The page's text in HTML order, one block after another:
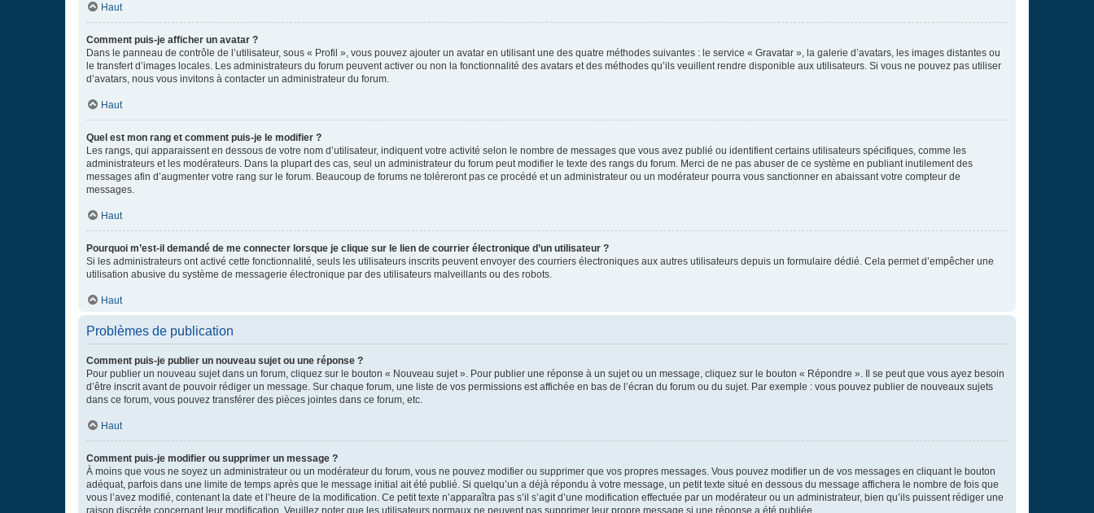
Haut
Comment puis-je afficher un avatar ?
Dans le panneau de contrôle de l’utilisateur, sous « Profil », vous pouvez ajouter un avatar en utilisant une des quatre méthodes suivantes : le service « Gravatar », la galerie d’avatars, les images distantes ou
le transfert d’images locales. Les administrateurs du forum peuvent activer ou non la fonctionnalité des avatars et des méthodes qu’ils veuillent rendre disponible aux utilisateurs. Si vous ne pouvez pas utiliser
d’avatars, nous vous invitons à contacter un administrateur du forum.
Haut
Quel est mon rang et comment puis-je le modifier ?
Les rangs, qui apparaissent en dessous de votre nom d’utilisateur, indiquent votre activité selon le nombre de messages que vous avez publié ou identifient certains utilisateurs spécifiques, comme les
administrateurs et les modérateurs. Dans la plupart des cas, seul un administrateur du forum peut modifier le texte des rangs du forum. Merci de ne pas abuser de ce système en publiant inutilement des
messages afin d’augmenter votre rang sur le forum. Beaucoup de forums ne toléreront pas ce procédé et un administrateur ou un modérateur pourra vous sanctionner en abaissant votre compteur de
messages.
Haut
Pourquoi m’est-il demandé de me connecter lorsque je clique sur le lien de courrier électronique d’un utilisateur ?
Si les administrateurs ont activé cette fonctionnalité, seuls les utilisateurs inscrits peuvent envoyer des courriers électroniques aux autres utilisateurs depuis un formulaire dédié. Cela permet d’empêcher une
utilisation abusive du système de messagerie électronique par des utilisateurs malveillants ou des robots.
Haut
Problèmes de publication
Comment puis-je publier un nouveau sujet ou une réponse ?
Pour publier un nouveau sujet dans un forum, cliquez sur le bouton « Nouveau sujet ». Pour publier une réponse à un sujet ou un message, cliquez sur le bouton « Répondre ». Il se peut que vous ayez besoin
d’être inscrit avant de pouvoir rédiger un message. Sur chaque forum, une liste de vos permissions est affichée en bas de l’écran du forum ou du sujet. Par exemple : vous pouvez publier de nouveaux sujets
dans ce forum, vous pouvez transférer des pièces jointes dans ce forum, etc.
Haut
Comment puis-je modifier ou supprimer un message ?
À moins que vous ne soyez un administrateur ou un modérateur du forum, vous ne pouvez modifier ou supprimer que vos propres messages. Vous pouvez modifier un de vos messages en cliquant le bouton
adéquat, parfois dans une limite de temps après que le message initial ait été publié. Si quelqu’un a déjà répondu à votre message, un petit texte situé en dessous du message affichera le nombre de fois que
vous l’avez modifié, contenant la date et l’heure de la modification. Ce petit texte n’apparaîtra pas s’il s’agit d’une modification effectuée par un modérateur ou un administrateur, bien qu’ils puissent rédiger une
raison discrète concernant leur modification. Veuillez noter que les utilisateurs normaux ne peuvent pas supprimer leur propre message si une réponse a été publiée.